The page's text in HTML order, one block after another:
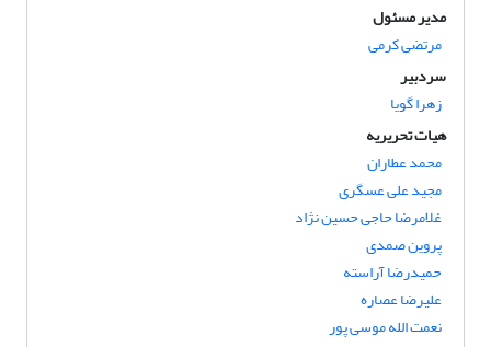
مدیر مسئول
مرتضی کرمی
سردبیر
زهرا گویا
هیات تحریریه
محمد عطاران
مجید علی عسگری
غلامرضا حاجی حسین نژاد
پروین صمدی
حمیدرضا آراسته
علیرضا عصاره
نعمت الله موسی پور